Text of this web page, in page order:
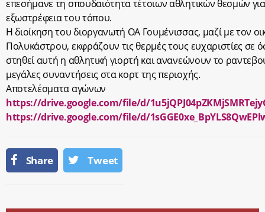
επεσήμανε τη σπουδαιότητα τέτοιων αθλητικών θεσμών
εξωστρέφεια του τόπου.
Η διοίκηση του διοργανωτή ΟΑ Γουμένισσας, μαζί με τον
Πολυκάστρου, εκφράζουν τις θερμές τους ευχαριστίες σε
στηθεί αυτή η αθλητική γιορτή και ανανεώνουν το
μεγάλες συναντήσεις στα κορτ της περιοχής.
Αποτελέσματα αγώνων
https://drive.google.com/file/d/
https://drive.google.com/file/d/
Share Tweet